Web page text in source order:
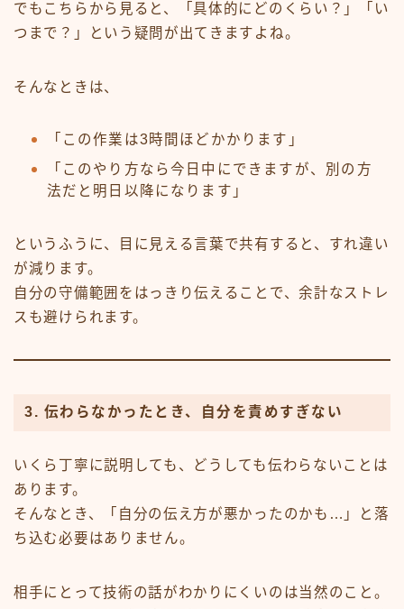
でもこちらから見ると、「具体的にどのくらい？」「い
つまで？」という疑問が出てきますよね。
そんなときは、
「この作業は3時間ほどかかります」
「このやり方なら今日中にできますが、別の方
法だと明日以降になります」
というふうに、目に見える言葉で共有すると、すれ違い
が減ります。
自分の守備範囲をはっきり伝えることで、余計なストレ
スも避けられます。
3. 伝わらなかったとき、自分を責めすぎない
いくら丁寧に説明しても、どうしても伝わらないことは
あります。
そんなとき、「自分の伝え方が悪かったのかも…」と落
ち込む必要はありません。
相手にとって技術の話がわかりにくいのは当然のこと。